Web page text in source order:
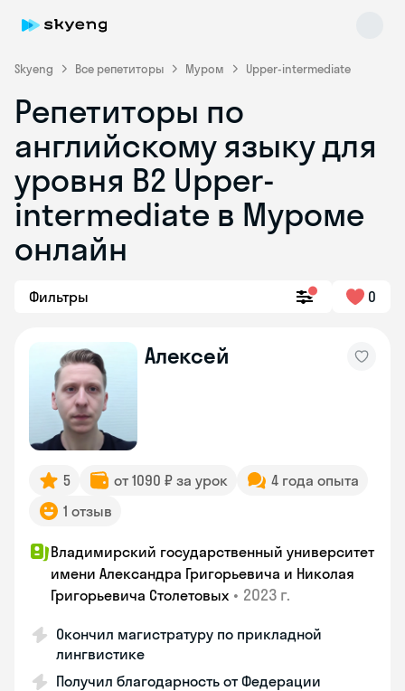
Skyeng Все репетиторы Муром Upper-intermediate
Репетиторы по
английскому языку для
уровня B2 Upper-
intermediate в Муроме
онлайн
Фильтры 0
Алексей
5 от 1090 ₽ за урок
4 года опыта
1 отзыв
Владимирский государственный университет
имени Александра Григорьевича и Николая
Григорьевича Столетовых • 2023 г.
Окончил магистратуру по прикладной
лингвистике
Получил благодарность от Федерации
Skyeng Chat
online